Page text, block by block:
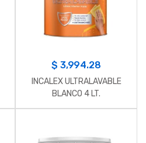
$ 3,994.28
INCALEX ULTRALAVABLE
BLANCO 4 LT.